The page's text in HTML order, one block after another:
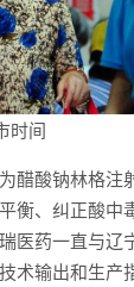
时间
醋酸钠林格注
衡、纠正酸中
医药一直与辽
术输出和生产